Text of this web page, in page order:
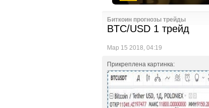
Биткоин прогнозы трейды
BTC/USD 1 трейд
Мар 15 2018, 04:19
Прикреплена картинка: